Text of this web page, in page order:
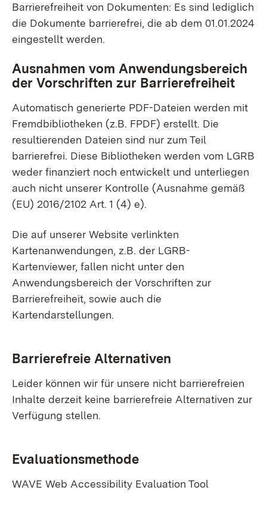
Barrierefreiheit von Dokumenten: Es sind lediglich
die Dokumente barrierefrei, die ab dem 01.01.2024
eingestellt werden.
Ausnahmen vom Anwendungsbereich
der Vorschriften zur Barrierefreiheit
Automatisch generierte PDF-Dateien werden mit
Fremdbibliotheken (z.B. FPDF) erstellt. Die
resultierenden Dateien sind nur zum Teil
barrierefrei. Diese Bibliotheken werden vom LGRB
weder finanziert noch entwickelt und unterliegen
auch nicht unserer Kontrolle (Ausnahme gemäß
(EU) 2016/2102 Art. 1 (4) e).
Die auf unserer Website verlinkten
Kartenanwendungen, z.B. der LGRB-
Kartenviewer, fallen nicht unter den
Anwendungsbereich der Vorschriften zur
Barrierefreiheit, sowie auch die
Kartendarstellungen.
Barrierefreie Alternativen
Leider können wir für unsere nicht barrierefreien
Inhalte derzeit keine barrierefreie Alternativen zur
Verfügung stellen.
Evaluationsmethode
WAVE Web Accessibility Evaluation Tool